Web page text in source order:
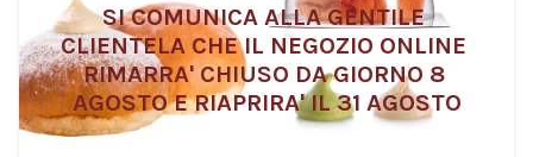
SI COMUNICA ALLA GENTILE
CLIENTELA CHE IL NEGOZIO ONLINE
RIMARRA' CHIUSO DA GIORNO 8
AGOSTO E RIAPRIRA' IL 31 AGOSTO